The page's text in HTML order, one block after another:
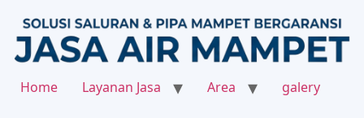
Home Layanan Jasa Area galery